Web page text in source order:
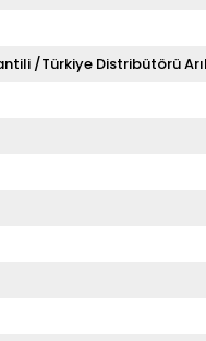
/Türkiye Distribütörü